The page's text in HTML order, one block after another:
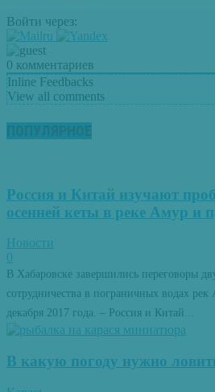
Войти через:
0 комментариев
Inline Feedbacks
View all comments
ПОПУЛЯРНОЕ
Россия и Китай изучают
осенней кеты в реке Амур и
Новости
0
В Хабаровске завершились переговоры
сотрудничества в пограничных водах
декабря 2017 года. – Россия и Китай...
В какую погоду нужно